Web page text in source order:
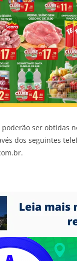
ser obtidas
dos seguintes